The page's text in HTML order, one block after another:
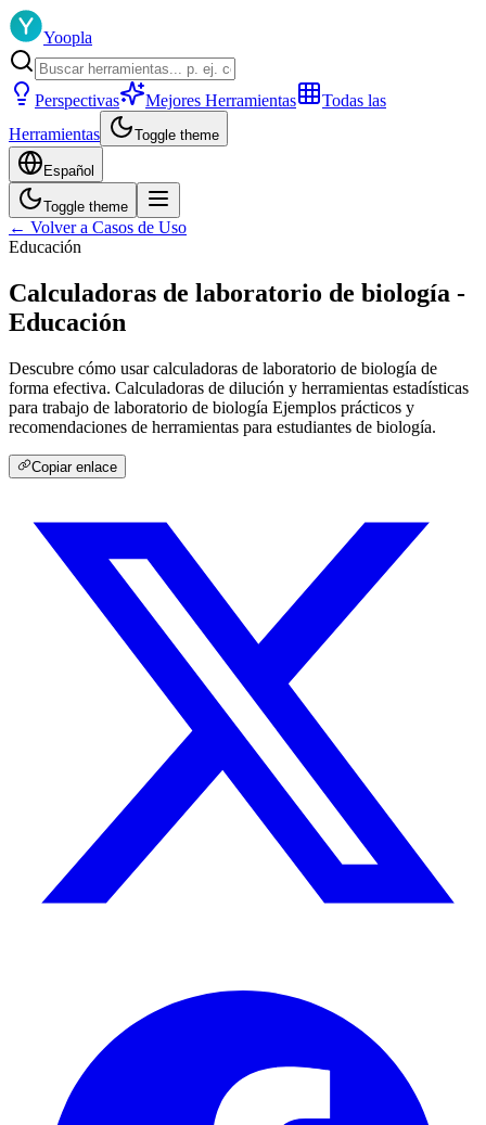
Yoopla
Perspectivas Mejores Herramientas
Todas las
Herramientas
Toggle theme
Español
Toggle theme
← Volver a Casos de Uso
Educación
Calculadoras de laboratorio de biología -
Educación
Descubre cómo usar calculadoras de laboratorio de biología de
forma efectiva. Calculadoras de dilución y herramientas estadísticas
para trabajo de laboratorio de biología Ejemplos prácticos y
recomendaciones de herramientas para estudiantes de biología.
Copiar enlace